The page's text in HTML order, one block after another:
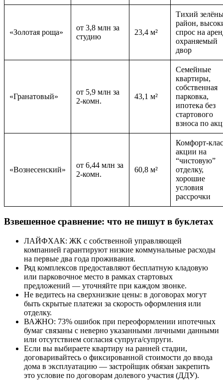
«Золотая роща»
от 3,8 млн за
студию
23,4 м²
Тихий
район,
спрос на
охраняемый
двор
«Гранатовый»
от 5,9 млн за
2-комн.
43,1 м²
Семейные
квартиры,
собственная
парковка,
ипотека без
стартового
взноса по
«Вознесенский»
от 6,44 млн за
2-комн.
60,8 м²
Комфорт-
акции на
“чистовую”
отделку,
хорошие
условия
рассрочки
Взвешенное сравнение: что не пишут в буклетах
ЛАЙФХАК: ЖК с собственной управляющей
компанией гарантируют низкие коммунальные расходы
на первые два года проживания.
Ряд комплексов предоставляют бесплатную кладовую
или парковочное место в рамках стартовых
предложений — уточняйте при каждом звонке.
Не ведитесь на сверхнизкие цены: в договорах могут
быть скрытые платежи за скорость оформления или
отделку.
ВАЖНО: 73% ошибок при переоформлении ипотечных
бумаг связаны с неверно указанными личными данными
или отсутствием согласия супруга/супруги.
Если вы выбираете квартиру на ранней стадии,
договаривайтесь о фиксированной стоимости до ввода
дома в эксплуатацию — застройщик обязан закрепить
это условие по договорам долевого участия (ДДУ).